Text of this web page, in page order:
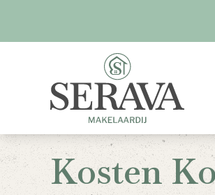
Kosten